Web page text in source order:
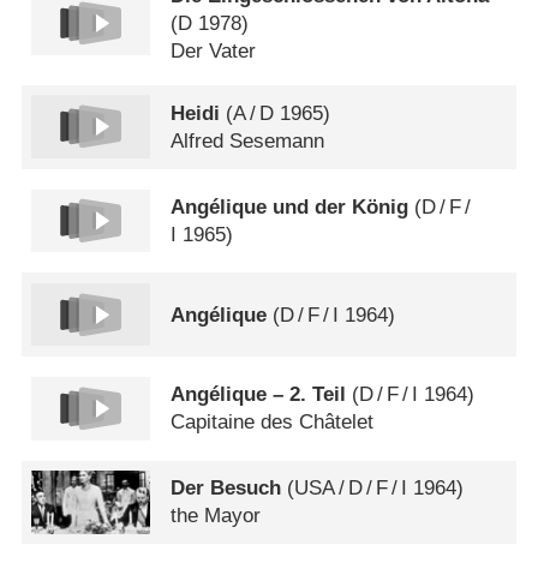
(D 1978)
Der Vater
Heidi (A/ D 1965)
Alfred Sesemann
Angélique und der König (D/ F/
I 1965)
Angélique (D/ F/ I 1964)
Angélique – 2. Teil (D/ F/
1964)
Capitaine des Châtelet
Der Besuch (USA/ D/ F/
1964)
the Mayor